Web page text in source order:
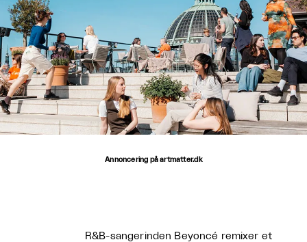
Annoncering på artmatter.dk
R&B-sangerinden Beyoncé remixer et